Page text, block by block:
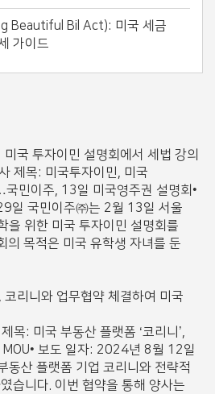
Beautiful Bil Act): 미국 세금
가이드
국 투자이민 설명회에서 세법 강의
제목: 미국투자이민, 미국
민이주, 13일 미국영주권 설명회•
일 국민이주㈜는 2월 13일 서울
을 위한 미국 투자이민 설명회를
의 목적은 미국 유학생 자녀를 둔
코리니와 업무협약 체결하여 미국
목: 미국 부동산 플랫폼 ‘코리니’,
MOU• 보도 일자: 2024년 8월 12일
동산 플랫폼 기업 코리니와 전략적
습니다. 이번 협약을 통해 양사는